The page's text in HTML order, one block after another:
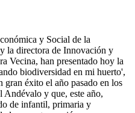
y Social de la
la directora de Innovación y
Vecina, han presentado hoy la
biodiversidad en mi huerto',
gran éxito el año pasado en los
Andévalo y que, este año,
de infantil, primaria y